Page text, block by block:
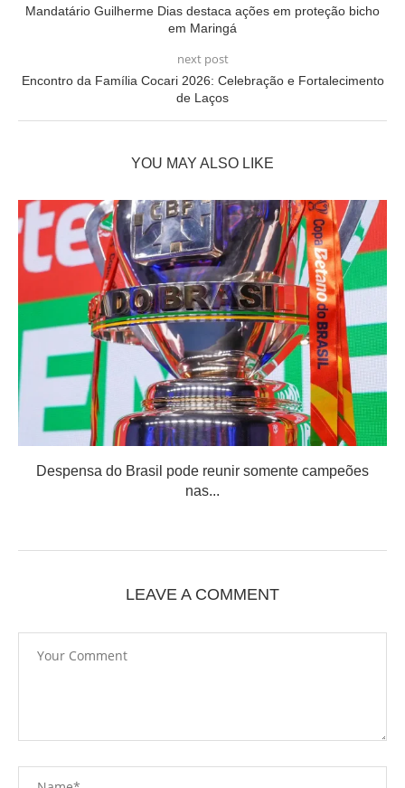
Mandatário Guilherme Dias destaca ações em proteção bicho
em Maringá
next post
Encontro da Família Cocari 2026: Celebração e Fortalecimento
de Laços
YOU MAY ALSO LIKE
Despensa do Brasil pode reunir somente campeões
nas...
LEAVE A COMMENT